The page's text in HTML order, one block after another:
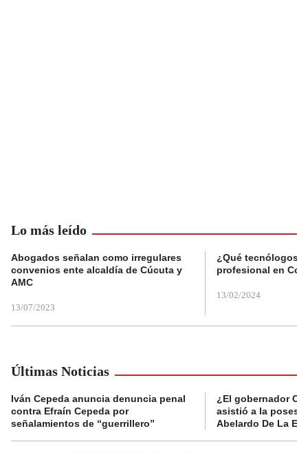
Lo más leído
Abogados señalan como irregulares
convenios ente alcaldía de Cúcuta y
AMC
13/07/2023
¿Qué tecnólogos
profesional en
13/02/2024
Últimas Noticias
Iván Cepeda anuncia denuncia penal
contra Efraín Cepeda por
señalamientos de “guerrillero”
¿El gobernador
asistió a la
Abelardo De La